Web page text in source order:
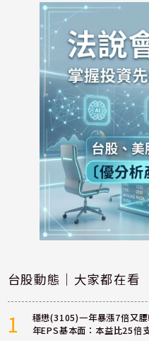
台股動態｜大家都在看
1
穩懋(3105)一年暴漲7倍又
年EPS基本面：本益比25倍